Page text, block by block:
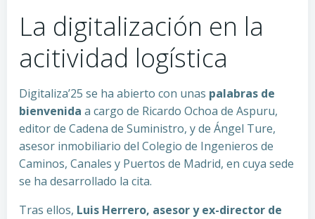
La digitalización en la
acitividad logística
Digitaliza’25 se ha abierto con unas palabras de
bienvenida a cargo de Ricardo Ochoa de Aspuru,
editor de Cadena de Suministro, y de Ángel Ture,
asesor inmobiliario del Colegio de Ingenieros de
Caminos, Canales y Puertos de Madrid, en cuya sede
se ha desarrollado la cita.
Tras ellos, Luis Herrero, asesor y ex-director de